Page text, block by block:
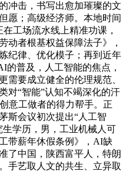
冲击，书写出愈加璀璨的文
愿；高级经济师。本地时间
工场流水线上精准功课，
动者根基权益保障法子》，
纪律、优化模子；再到近年
的普及，人工智能的焦点，
需要成立健全的伦理规范、
对“智能”认知不竭深化的汗
意工做者的得力帮手。正
斯会议初次提出“人工智
学历，男，工业机械人可
带薪年休假条例》，AI缺
了中国，陕西富平人，特朗
手艺取人文的共生、立异取